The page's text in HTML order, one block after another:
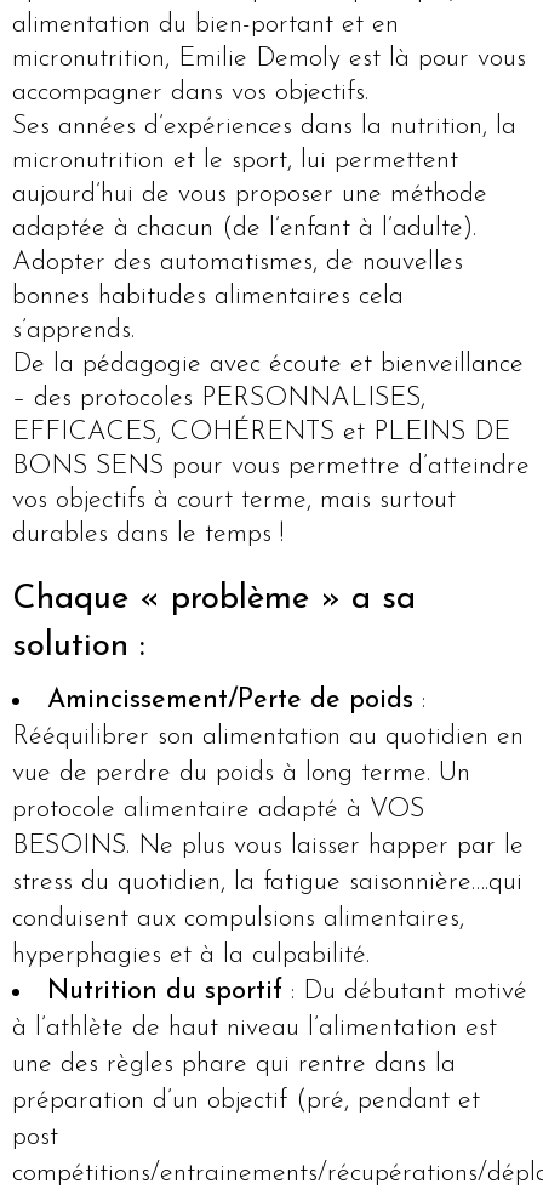
alimentation du bien-portant et en
micronutrition, Emilie Demoly est là pour vous
accompagner dans vos objectifs.
Ses années d’expériences dans la nutrition, la
micronutrition et le sport, lui permettent
aujourd’hui de vous proposer une méthode
adaptée à chacun (de l’enfant à l’adulte).
Adopter des automatismes, de nouvelles
bonnes habitudes alimentaires cela
s’apprends.
De la pédagogie avec écoute et bienveillance
– des protocoles PERSONNALISES,
EFFICACES, COHÉRENTS et PLEINS DE
BONS SENS pour vous permettre d’atteindre
vos objectifs à court terme, mais surtout
durables dans le temps !
Chaque « problème » a sa
solution :
Amincissement/Perte de poids :
Rééquilibrer son alimentation au quotidien en
vue de perdre du poids à long terme. Un
protocole alimentaire adapté à VOS
BESOINS. Ne plus vous laisser happer par le
stress du quotidien, la fatigue saisonnière….qui
conduisent aux compulsions alimentaires,
hyperphagies et à la culpabilité.
Nutrition du sportif : Du débutant motivé
à l’athlète de haut niveau l’alimentation est
une des règles phare qui rentre dans la
préparation d’un objectif (pré, pendant et
post
compétitions/entrainements/récupérations/